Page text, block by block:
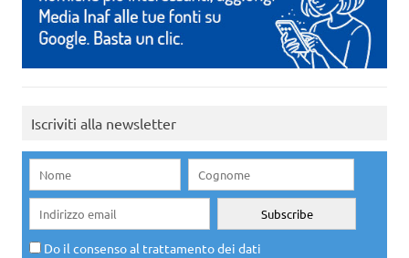
Iscriviti alla newsletter
Do il consenso al trattamento dei dati